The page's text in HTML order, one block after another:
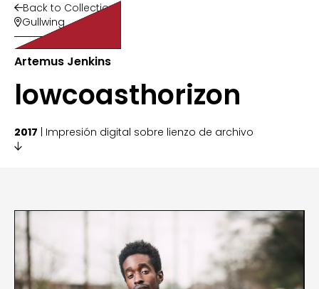
Back to Collection
Gullwing
Artemus Jenkins
lowcoasthorizon
2017 | Impresión digital sobre lienzo de archivo
